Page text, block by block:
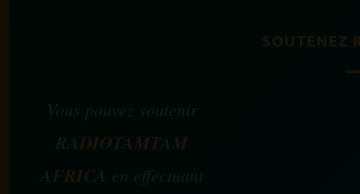
SOUTENEZ
Vous pouvez soutenir
RADIOTAMTAM
AFRICA en effectuant